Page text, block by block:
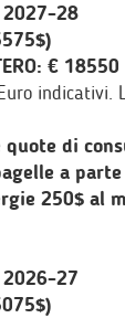
2027-28
€
indicativi.
di
a
250$ al
2026-27